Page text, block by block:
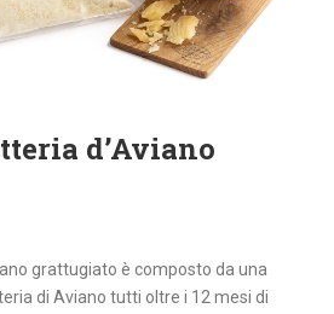
d’Aviano
grattugiato è composto da una
di Aviano tutti oltre i 12 mesi di